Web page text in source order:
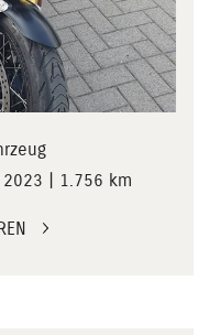
2023 | 1.756 km